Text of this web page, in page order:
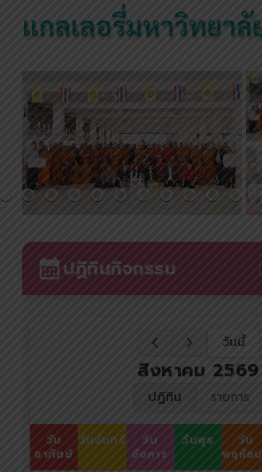
แกลเลอรี่มหาวิทยาลั